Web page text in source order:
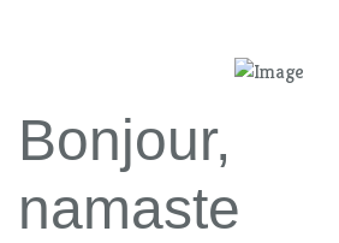
Bonjour,
namaste